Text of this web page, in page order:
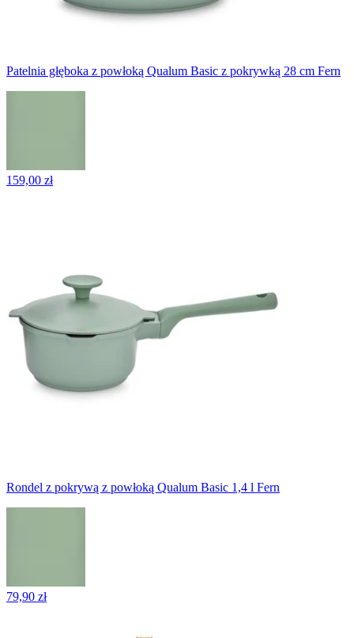
Patelnia głęboka z powłoką Qualum Basic z pokrywką 28 cm Fern
159,00 zł
Rondel z pokrywą z powłoką Qualum Basic 1,4 l Fern
79,90 zł